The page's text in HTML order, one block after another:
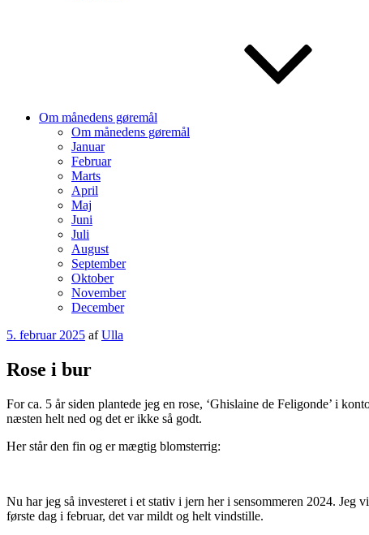
Om månedens gøremål
Om månedens gøremål
Januar
Februar
Marts
April
Maj
Juni
Juli
August
September
Oktober
November
December
Udgivet
5. februar 2025 afUlla
Rose i bur
For ca. 5 år siden plantede jeg en rose, ‘Ghislaine de Feligonde’ i
næsten helt ned og det er ikke så godt.
Her står den fin og er mægtig blomsterrig:
Nu har jeg så investeret i et stativ i jern her i sensommeren 2024. Jeg
første dag i februar, det var mildt og helt vindstille.